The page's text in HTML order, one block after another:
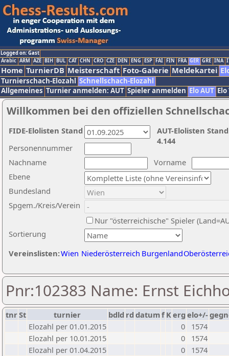
Logged on: Gast
Arabic ARM AZE BIH BUL CAT CHN CRO CZE DEN ENG ESP FAI FIN FRA GER GRE INA
Home TurnierDB Meisterschaft Foto-Galerie Meldekartei
Turnierschach-Elozahl Schnellschach-Elozahl
Allgemeines Turnier anmelden: AUT Spieler anmelden Elo AUT
Willkommen bei den offiziellen
Nachname
Vorname
Ebene
Sortierung
Personennummer
Bundesland
Spgem./Kreis/Verein
Nur "österreichische" Spieler
Vereinslisten:Wien Niederösterreich Burgenland
AUT-Elolisten
4.144
FIDE-Elolisten Stand
Pnr:102383 Name: Ernst
tnrSt turnier bdld rd datumf Kerg elo+/-
Elozahl per 01.01.2015
0
1574
Elozahl per 10.01.2015
0
1574
Elozahl per 01.04.2015
0
1574